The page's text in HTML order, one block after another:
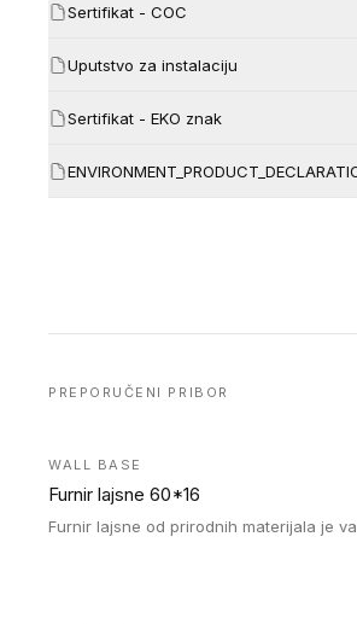
Sertifikat - COC
Uputstvo za instalaciju
Sertifikat - EKO znak
PREPORUČENI PRIBOR
WALL BASE
Furnir lajsne 60*16
Furnir lajsne od prirodnih materijala je